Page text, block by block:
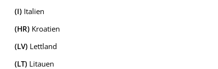
(I) Italien
(HR) Kroatien
(LV) Lettland
(LT) Litauen